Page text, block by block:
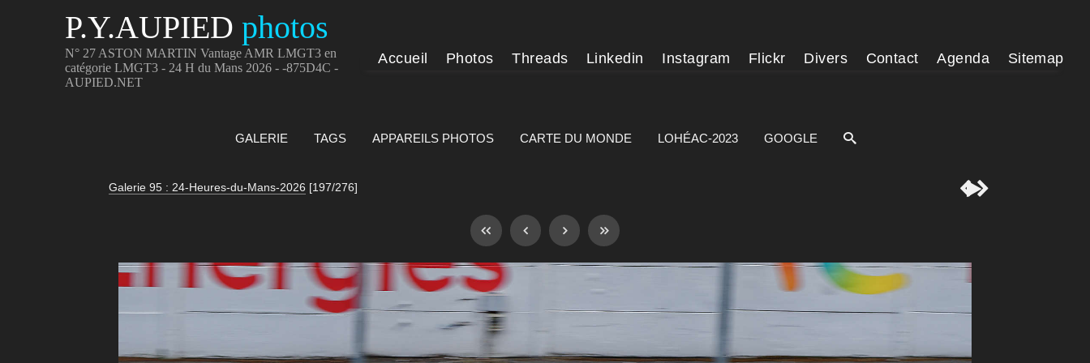
P.Y.AUPIED photos
N° 27 ASTON MARTIN Vantage AMR LMGT3 en
catégorie LMGT3 - 24 H du Mans 2026 - -875D4C -
AUPIED.NET
Accueil Photos Threads Linkedin Instagram Flickr Divers Contact Agenda Sitemap
GALERIE TAGS APPAREILS PHOTOS CARTE DU MONDE LOHÉAC-2023 GOOGLE
Galerie 95 : 24-Heures-du-Mans-2026 [197/276] 